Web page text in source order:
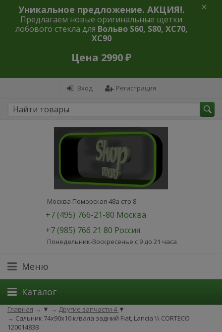
Уникальное предложение. АКЦИЯ!.
Предлагаем новые оригинальные щетки
лобового стекла для Вольво S60, S80, XC70,
XC90
Цена 2990 ₽
Вход Регистрация
Москва Поморская 48а стр 8
+7 (495) 766-21-80 Москва
+7 (985) 766 21 80 Россия
Понедельник-Воскресенье с 9 до 21 часа
Меню
Каталог
Главная → ▼ → Другие запчасти 4 ▼
→ Сальник 74x90x10 к/вала задний Fiat, Lancia \\ CORTECO
12001483B